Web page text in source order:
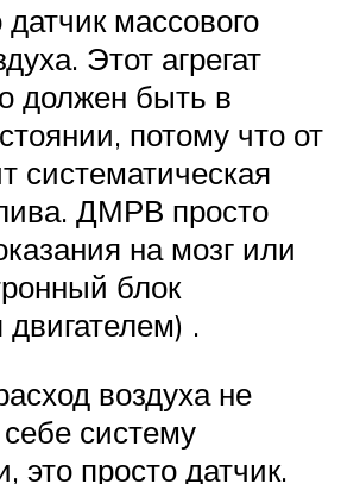
массового
Этот агрегат
должен быть в
потому что от
систематическая
ДМРВ просто
на мозг или
блок
.
воздуха не
систему
это просто датчик.